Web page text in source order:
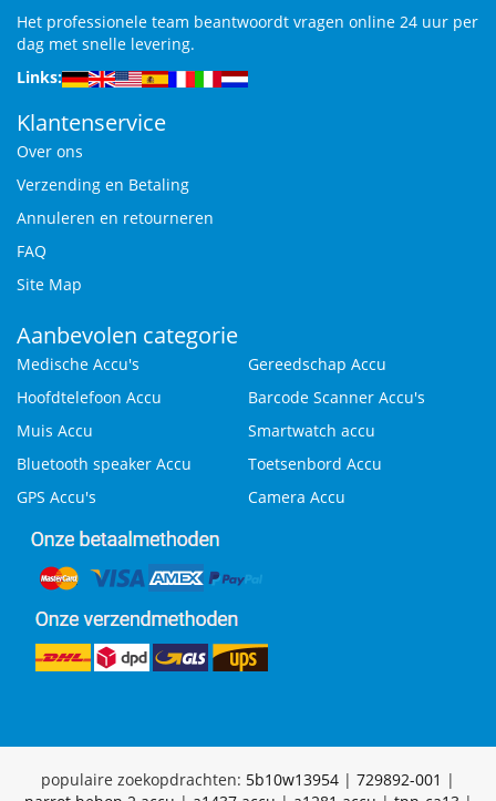
Het professionele team beantwoordt vragen online 24 uur per
dag met snelle levering.
Links:
Klantenservice
Over ons
Verzending en Betaling
Annuleren en retourneren
FAQ
Site Map
Aanbevolen categorie
Medische Accu's
Gereedschap Accu
Hoofdtelefoon Accu
Barcode Scanner Accu's
Muis Accu
Smartwatch accu
Bluetooth speaker Accu
Toetsenbord Accu
GPS Accu's
Camera Accu
populaire zoekopdrachten: 5b10w13954 | 729892-001 |